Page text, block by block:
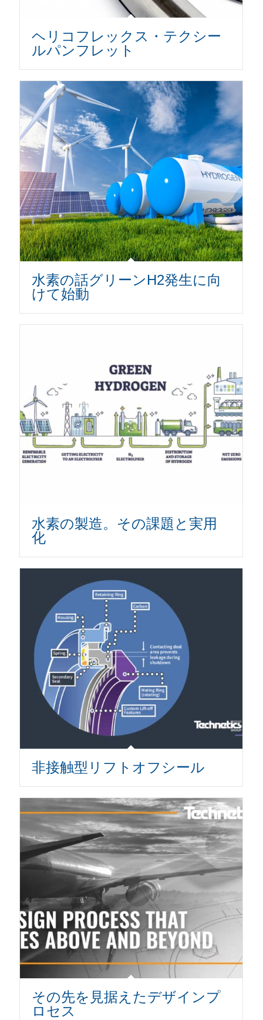
ヘリコフレックス・テクシー
ルパンフレット
水素の話グリーンH2発生に向
けて始動
水素の製造。その課題と実用
化
非接触型リフトオフシール
その先を見据えたデザインプ
ロセス